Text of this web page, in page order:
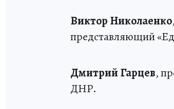
Виктор Николаенко
представляющий
Дмитрий Гарцев,
ДНР.